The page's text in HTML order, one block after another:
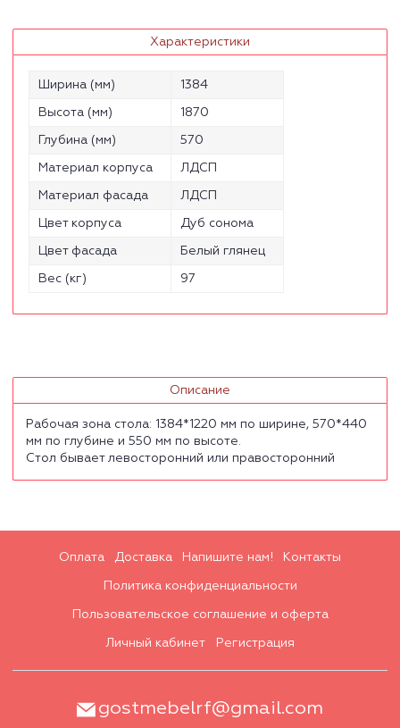
Характеристики
Ширина (мм) 1384
Высота (мм) 1870
Глубина (мм) 570
Материал корпуса ЛДСП
Материал фасада ЛДСП
Цвет корпуса Дуб сонома
Цвет фасада Белый глянец
Вес (кг) 97
Описание
Рабочая зона стола: 1384*1220 мм по ширине, 570*440
мм по глубине и 550 мм по высоте.
Стол бывает левосторонний или правосторонний
Оплата Доставка Напишите нам! Контакты
Политика конфиденциальности
Пользовательское соглашение и оферта
Личный кабинет Регистрация
gostmebelrf@gmail.com